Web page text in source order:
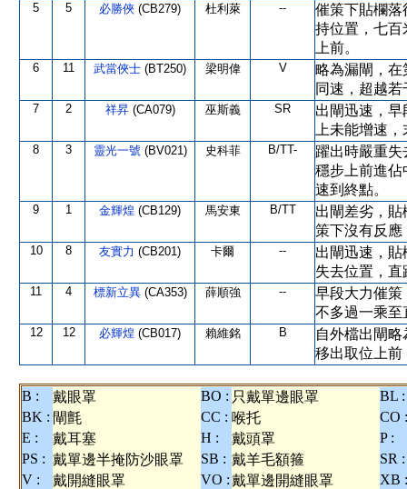
5 5 必勝俠 (CB279) 杜利萊 --
催策下貼欄落
持位置，七百
上前。
6 11 武當俠士 (BT250) 梁明偉 V
略為漏閘，在
同速，超越
7 2 祥昇 (CA079) 巫斯義 SR
出閘迅速，
上未能增速
8 3 靈光一號 (BV021) 史科菲 B/TT-
躍出時嚴重
穩步上前進佔
速到終點。
9 1 金輝煌 (CB129) 馬安東 B/TT
出閘差劣，
策下沒有反應
10 8 友實力 (CB201) 卡爾 --
出閘迅速，
失去位置，
11 4 標新立異 (CA353) 薛順強 --
早段大力催策
不多過一乘至
12 12 必輝煌 (CB017) 賴維銘 B
自外檔出閘
移出取位上前
B : 戴眼罩 BO : 只戴單邊眼罩
BL :
BK : 閘氈 CC : 喉托
CO :
E :
戴耳塞 H : 戴頭罩
P :
PS : 戴單邊半掩防沙眼罩 SB : 戴羊毛額箍
SR :
V :
戴開縫眼罩 VO :戴單邊開縫眼罩
XB :